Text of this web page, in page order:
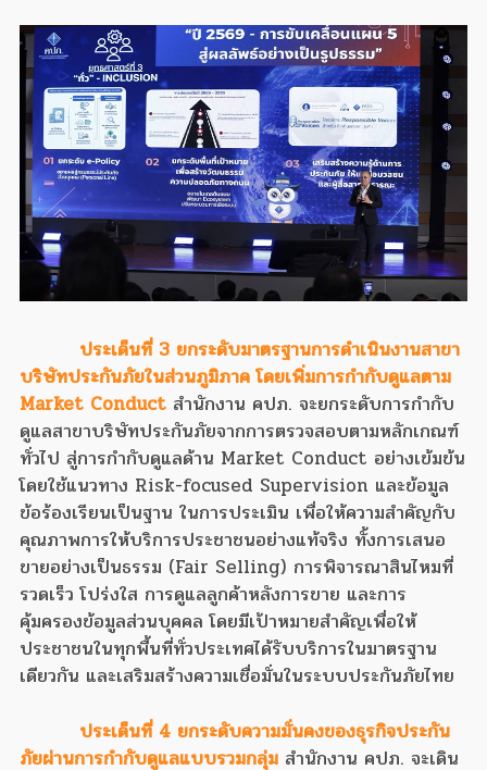
ประเด็นที่ 3 ยกระดับมาตรฐานการดำเนินงานสาขา
บริษัทประกันภัยในส่วนภูมิภาค โดยเพิ่มการกำกับดูแลตาม
Market Conduct สำนักงาน คปภ. จะยกระดับการกำกับ
ดูแลสาขาบริษัทประกันภัยจากการตรวจสอบตามหลักเกณฑ์
ทั่วไป สู่การกำกับดูแลด้าน Market Conduct อย่างเข้มข้น
โดยใช้แนวทาง Risk-focused Supervision และข้อมูล
ข้อร้องเรียนเป็นฐาน ในการประเมิน เพื่อให้ความสำคัญกับ
คุณภาพการให้บริการประชาชนอย่างแท้จริง ทั้งการเสนอ
ขายอย่างเป็นธรรม (Fair Selling) การพิจารณาสินไหมที่
รวดเร็ว โปร่งใส การดูแลลูกค้าหลังการขาย และการ
คุ้มครองข้อมูลส่วนบุคคล โดยมีเป้าหมายสำคัญเพื่อให้
ประชาชนในทุกพื้นที่ทั่วประเทศได้รับบริการในมาตรฐาน
เดียวกัน และเสริมสร้างความเชื่อมั่นในระบบประกันภัยไทย
ประเด็นที่ 4 ยกระดับความมั่นคงของธุรกิจประกัน
ภัยผ่านการกำกับดูแลแบบรวมกลุ่ม สำนักงาน คปภ. จะเดิน